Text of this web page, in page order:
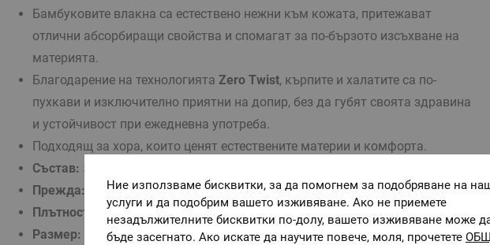
Бамбуковите влакна са естествено нежни към кожата, притежават
отлични абсорбиращи свойства и спомагат за по-бързото изсъхване на
материята.
Благодарение на технологията Zero Twist, кърпите и халатите са по-
пухкави и изключително приятни на допир, без да губят своята здравина
и устойчивост при ежедневна употреба.
Подходящ за хора, които ценят естествените материи и комфорта.
Състав: 50% бамбук/ 50% памук
Прежда: Микропамук (Zero Twist)
Плътност:
400 г/м 2
Размер:
L/XL
Ние използваме бисквитки, за да помогнем за подобряване на
услуги и да подобрим вашето изживяване. Ако не приемете
незадължителните бисквитки по-долу, вашето изживяване може
бъде засегнато. Ако искате да научите повече, моля, прочетете